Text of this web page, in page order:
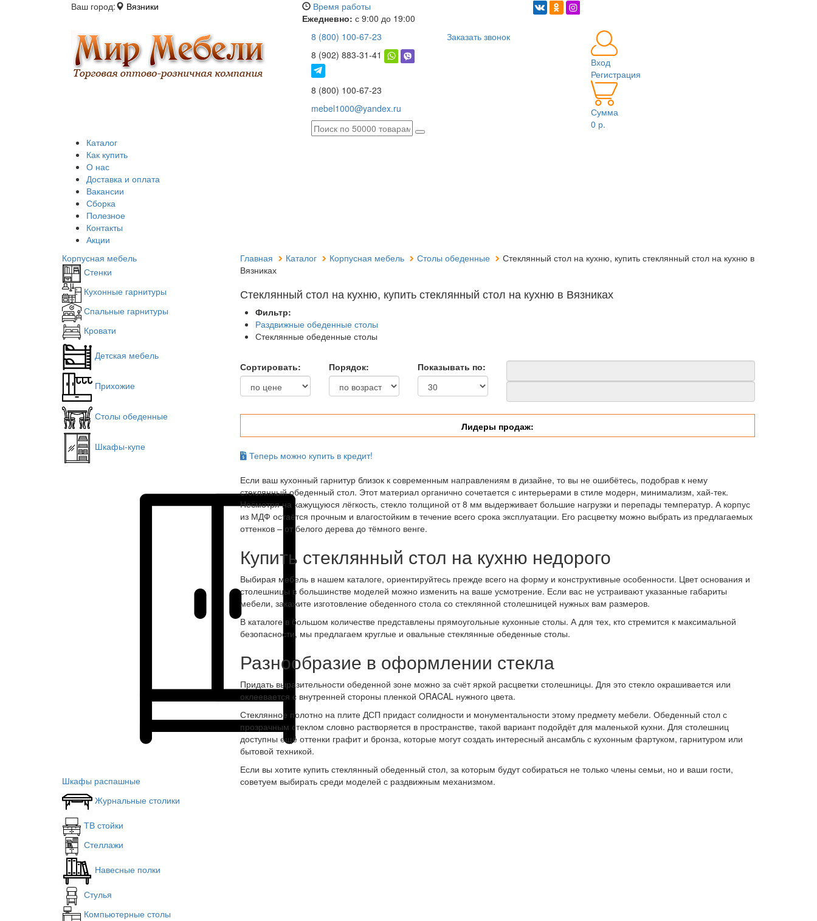
Ваш город: Вязники
Время работы
Ежедневно: с 9:00 до 19:00
8 (800) 100-67-23
8 (902) 883-31-41
8 (800) 100-67-23
mebel1000@yandex.ru
Заказать звонок
Вход
Регистрация
Сумма
0 р.
Каталог
Как купить
О нас
Доставка и оплата
Вакансии
Сборка
Полезное
Контакты
Акции
Корпусная мебель
Стенки
Кухонные гарнитуры
Спальные гарнитуры
Кровати
Детская мебель
Прихожие
Столы обеденные
Шкафы-купе
Шкафы распашные
Журнальные столики
ТВ стойки
Стеллажи
Навесные полки
Стулья
Компьютерные столы
Главная Каталог Корпусная мебель Столы обеденные
Стеклянный стол на кухню, купить стеклянный стол на кухню в
Вязниках
Стеклянный стол на кухню, купить стеклянный стол на кухню в Вязниках
Фильтр:
Раздвижные обеденные столы
Стеклянные обеденные столы
Сортировать: Порядок: Показывать по:
Лидеры продаж:
Теперь можно купить в кредит!
Если ваш кухонный гарнитур близок к современным направлениям в дизайне, то вы не ошибётесь, подобрав к нему
стеклянный обеденный стол. Этот материал органично сочетается с интерьерами в стиле модерн, минимализм, хай-тек.
Несмотря на кажущуюся лёгкость, стекло толщиной от 8 мм выдерживает большие нагрузки и перепады температур. А корпус
из МДФ остаётся прочным и влагостойким в течение всего срока эксплуатации. Его расцветку можно выбрать из предлагаемых
оттенков – от белого дерева до тёмного венге.
Купить стеклянный стол на кухню недорого
Выбирая мебель в нашем каталоге, ориентируйтесь прежде всего на форму и конструктивные особенности. Цвет основания и
столешницы в большинстве моделей можно изменить на ваше усмотрение. Если вас не устраивают указанные габариты
мебели, закажите изготовление обеденного стола со стеклянной столешницей нужных вам размеров.
В каталоге в большом количестве представлены прямоугольные кухонные столы. А для тех, кто стремится к максимальной
безопасности, мы предлагаем круглые и овальные стеклянные обеденные столы.
Разнообразие в оформлении стекла
Придать выразительности обеденной зоне можно за счёт яркой расцветки столешницы. Для это стекло окрашивается или
оклеевается с внутренней стороны пленкой ORACAL нужного цвета.
Стеклянное полотно на плите ДСП придаст солидности и монументальности этому предмету мебели. Обеденный стол с
прозрачным стеклом словно растворяется в пространстве, такой вариант подойдёт для маленькой кухни. Для столешниц
доступны ещё оттенки графит и бронза, которые могут создать интересный ансамбль с кухонным фартуком, гарнитуром или
бытовой техникой.
Если вы хотите купить стеклянный обеденный стол, за которым будут собираться не только члены семьи, но и ваши гости,
советуем выбирать среди моделей с раздвижным механизмом.